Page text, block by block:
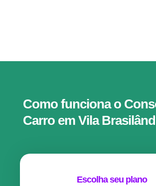
Como funciona o
Carro em Vila
Escolha seu plano